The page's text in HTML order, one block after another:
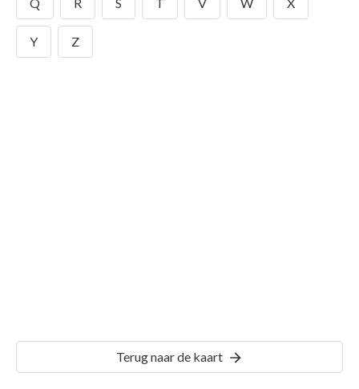
Q R S T V W X
Y Z
Terug naar de kaart
DDT00